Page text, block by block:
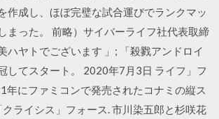
作成し、ほぼ完璧な試合運びでランクマッ
まった。 前略）サイバーライフ社代表取締
ハヤトでございます 」; 「殺戮アンドロイ
してスタート。 2020年7月3日 ライフ」フ
年にファミコンで発売されたコナミの縦ス
クライシス」フォース. 市川染五郎と杉咲花